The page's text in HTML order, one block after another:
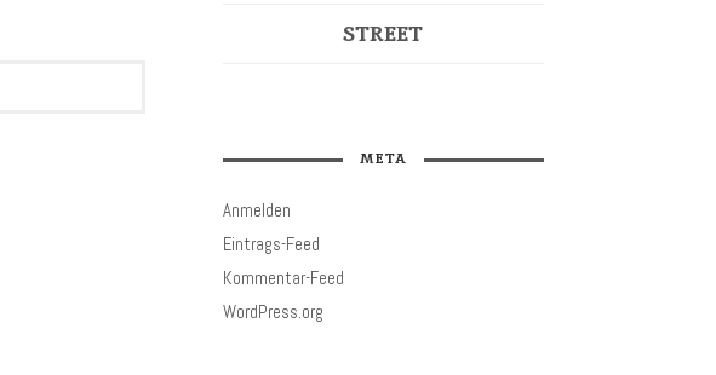
STREET
META
Anmelden
Eintrags-Feed
Kommentar-Feed
WordPress.org